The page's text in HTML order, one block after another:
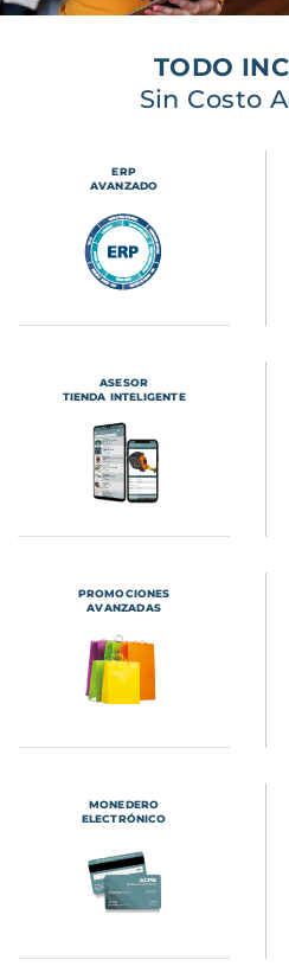
TODO
Sin Costo
ERP
AVANZADO
ASESOR
TIENDA INTELIGENTE
PROMOCIONES
AVANZADAS
MONEDERO
ELECTRÓNICO